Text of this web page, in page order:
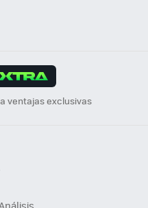
ventajas exclusivas